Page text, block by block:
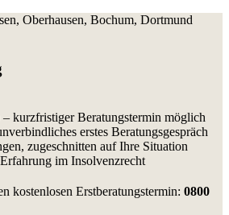
– kurzfristiger Beratungstermin möglich
erstes Beratungsgespräch
zugeschnitten auf Ihre Situation
im Insolvenzrecht
kostenlosen Erstberatungstermin: 0800